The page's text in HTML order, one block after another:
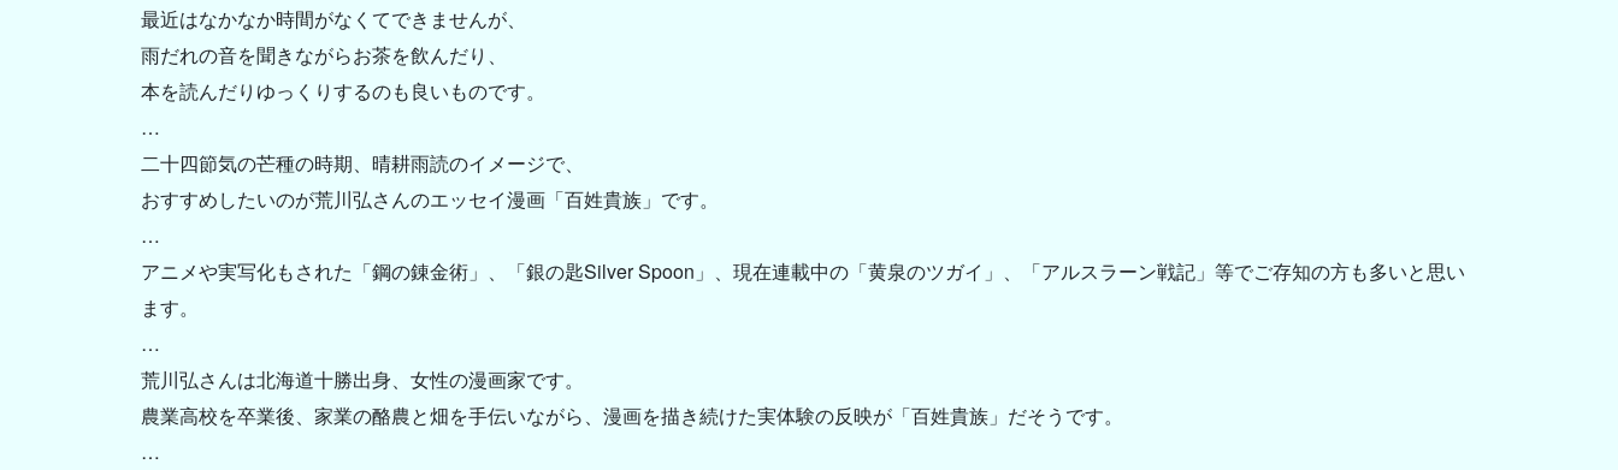
最近はなかなか時間がなくてできませんが、
雨だれの音を聞きながらお茶を飲んだり、
本を読んだりゆっくりするのも良いものです。
…
二十四節気の芒種の時期、晴耕雨読のイメージで、
おすすめしたいのが荒川弘さんのエッセイ漫画「百姓貴族」です。
…
アニメや実写化もされた「鋼の錬金術」、「銀の匙Silver Spoon」、現在連載中の「黄泉のツガイ」、「アルスラーン戦記」等でご存知の方も多いと思い
ます。
…
荒川弘さんは北海道十勝出身、女性の漫画家です。
農業高校を卒業後、家業の酪農と畑を手伝いながら、漫画を描き続けた実体験の反映が「百姓貴族」だそうです。
…